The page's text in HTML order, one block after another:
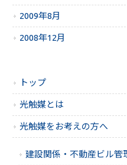
2009年8月
2008年12月
トップ
光触媒とは
光触媒をお考えの方へ
建設関係・不動産ビル管